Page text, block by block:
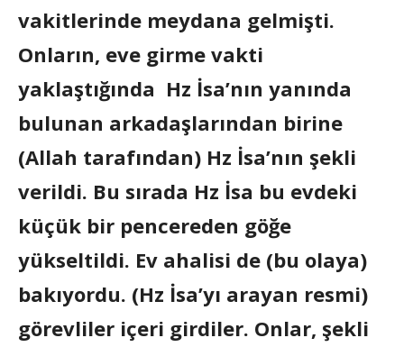
vakitlerinde meydana gelmişti.
Onların, eve girme vakti
yaklaştığında Hz İsa’nın yanında
bulunan arkadaşlarından birine
(Allah tarafından) Hz İsa’nın şekli
verildi. Bu sırada Hz İsa bu evdeki
küçük bir pencereden göğe
yükseltildi. Ev ahalisi de (bu olaya)
bakıyordu. (Hz İsa’yı arayan resmi)
görevliler içeri girdiler. Onlar, şekli